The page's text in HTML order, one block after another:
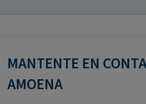
MANTENTE EN
AMOENA